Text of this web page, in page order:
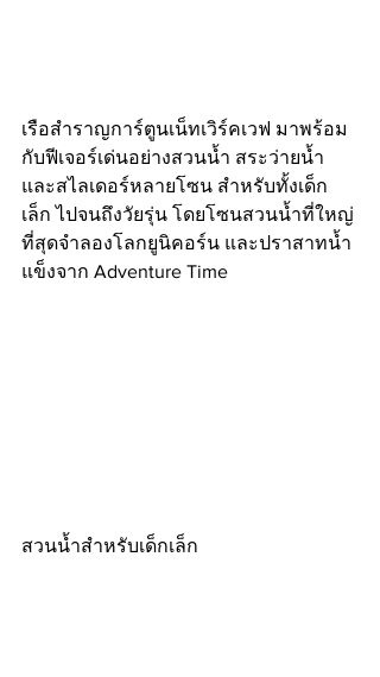
เรือสำราญการ์ตูนเน็ทเวิร์คเวฟ มาพร้อม
กับฟีเจอร์เด่นอย่างสวนน้ำ สระว่ายน้ำ
และสไลเดอร์หลายโซน สำหรับทั้งเด็ก
เล็ก ไปจนถึงวัยรุ่น โดยโซนสวนน้ำที่ใหญ่
ที่สุดจำลองโลกยูนิคอร์น และปราสาทน้ำ
แข็งจาก Adventure Time
สวนน้ำสำหรับเด็กเล็ก